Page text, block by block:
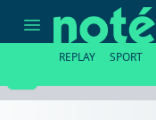
temps
la
REPLAY SPORT